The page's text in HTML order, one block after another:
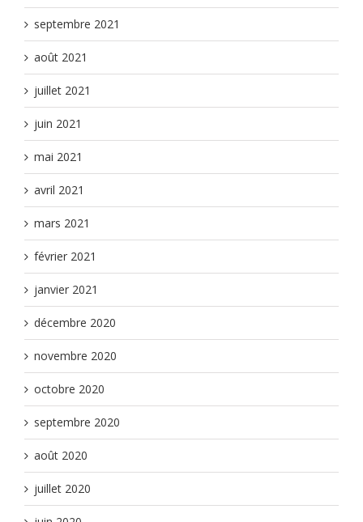
septembre 2021
août 2021
juillet 2021
juin 2021
mai 2021
avril 2021
mars 2021
février 2021
janvier 2021
décembre 2020
novembre 2020
octobre 2020
septembre 2020
août 2020
juillet 2020